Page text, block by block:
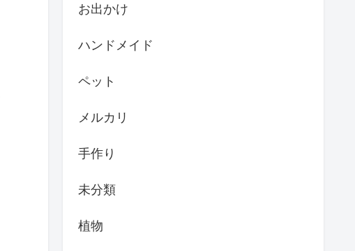
お出かけ
ハンドメイド
ペット
メルカリ
手作り
未分類
植物